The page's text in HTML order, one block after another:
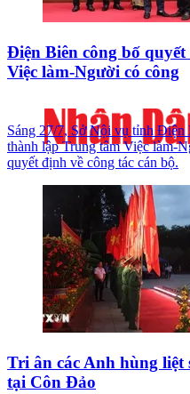
Điện Biên công bố
Việc làm-Người có công
Sáng 27/7, Sở Nội vụ tỉnh Điện
thành lập Trung tâm Việc làm-
quyết định về công tác cán bộ.
Tri ân các Anh hùng liệt
tại Côn Đảo